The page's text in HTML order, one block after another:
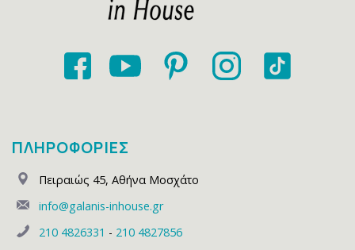
ΠΛΗΡΟΦΟΡΙΕΣ
Πειραιώς 45, Αθήνα Μοσχάτο
info@galanis-inhouse.gr
210 4826331 - 210 4827856